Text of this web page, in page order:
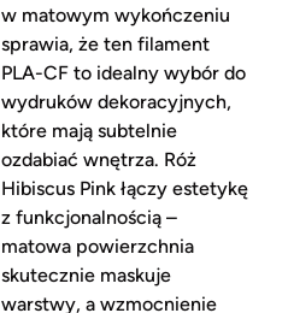
w matowym wykończeniu
sprawia, że ten filament
PLA-CF to idealny wybór do
wydruków dekoracyjnych,
które mają subtelnie
ozdabiać wnętrza. Róż
Hibiscus Pink łączy estetykę
z funkcjonalnością –
matowa powierzchnia
skutecznie maskuje
warstwy, a wzmocnienie